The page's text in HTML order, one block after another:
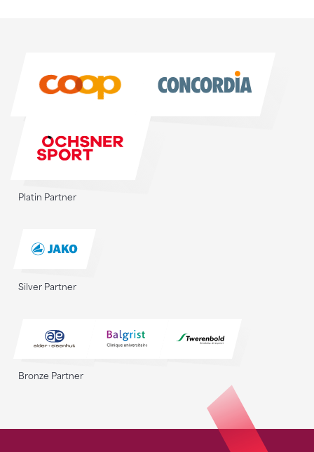
Platin Partner
Silver Partner
Bronze Partner